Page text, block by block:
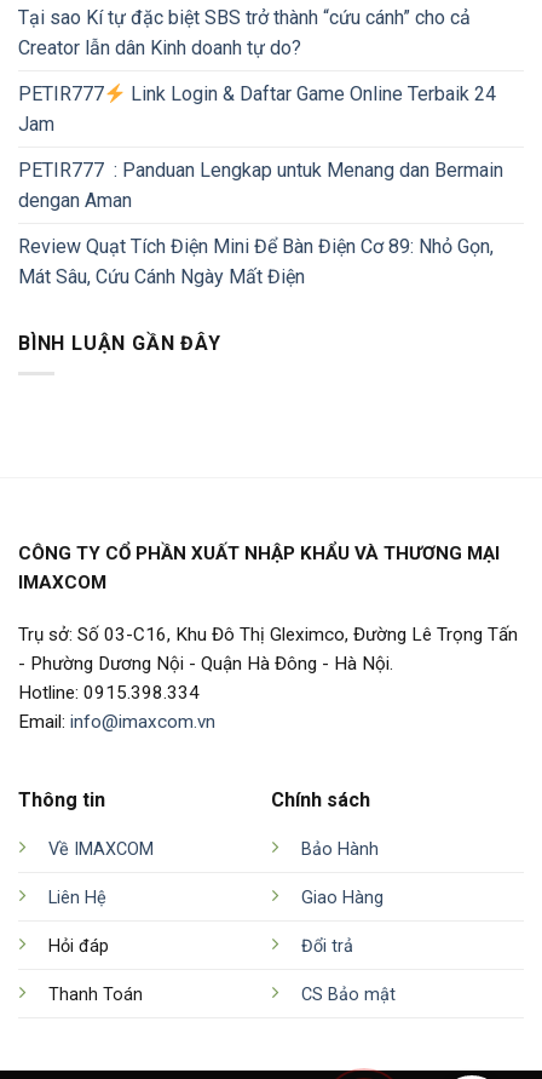
Tại sao Kí tự đặc biệt SBS trở thành “cứu cánh” cho cả
Creator lẫn dân Kinh doanh tự do?
PETIR777
Link Login & Daftar Game Online Terbaik 24
Jam
PETIR777 : Panduan Lengkap untuk Menang dan Bermain
dengan Aman
Review Quạt Tích Điện Mini Để Bàn Điện Cơ 89: Nhỏ Gọn,
Mát Sâu, Cứu Cánh Ngày Mất Điện
BÌNH LUẬN GẦN ĐÂY
CÔNG TY CỔ PHẦN XUẤT NHẬP KHẨU VÀ THƯƠNG MẠI
IMAXCOM
Trụ sở: Số 03-C16, Khu Đô Thị Gleximco, Đường Lê Trọng Tấn
- Phường Dương Nội - Quận Hà Đông - Hà Nội.
Hotline: 0915.398.334
Email: info@imaxcom.vn
Thông tin
Về IMAXCOM
Liên Hệ
Hỏi đáp
Thanh Toán
Chính sách
Bảo Hành
Giao Hàng
Đổi trả
CS Bảo mật